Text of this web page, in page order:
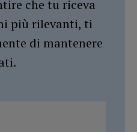
che tu riceva
più rilevanti, ti
di mantenere